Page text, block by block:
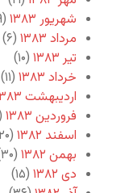
شهریور ۱۳۸۳
(۹)
مرداد ۱۳۸۳
(۶)
تیر ۱۳۸۳
(۱۰)
خرداد ۱۳۸۳
(۱۱)
اردیبهشت ۱۳۸۳
فروردین ۱۳۸۳
اسفند ۱۳۸۲
(۲۰)
بهمن ۱۳۸۲
(۳۰)
دی ۱۳۸۲
(۱۵)